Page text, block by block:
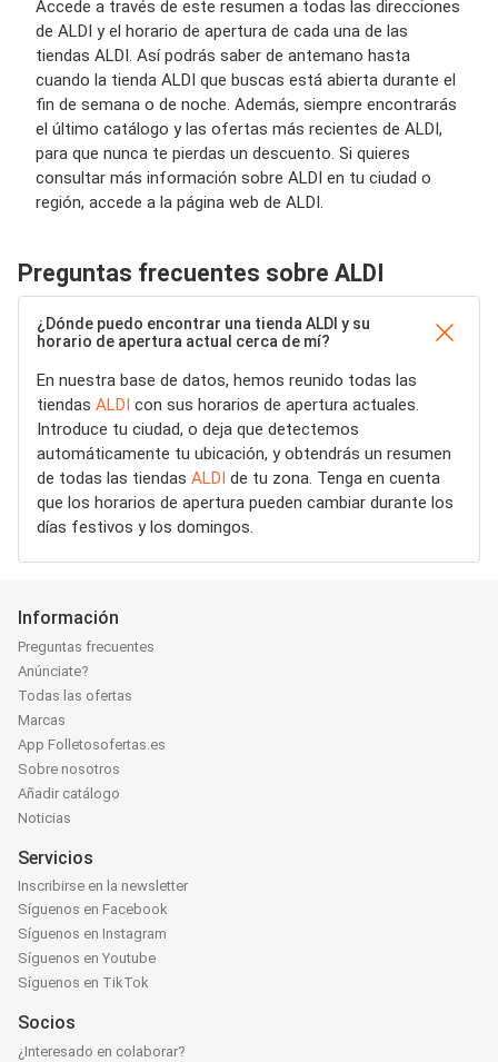
Accede a través de este resumen a todas las direcciones
de ALDI y el horario de apertura de cada una de las
tiendas ALDI. Así podrás saber de antemano hasta
cuando la tienda ALDI que buscas está abierta durante el
fin de semana o de noche. Además, siempre encontrarás
el último catálogo y las ofertas más recientes de ALDI,
para que nunca te pierdas un descuento. Si quieres
consultar más información sobre ALDI en tu ciudad o
región, accede a la página web de ALDI.
Preguntas frecuentes sobre ALDI
¿Dónde puedo encontrar una tienda ALDI y su
horario de apertura actual cerca de mí?
En nuestra base de datos, hemos reunido todas las
tiendas ALDI con sus horarios de apertura actuales.
Introduce tu ciudad, o deja que detectemos
automáticamente tu ubicación, y obtendrás un resumen
de todas las tiendas ALDI de tu zona. Tenga en cuenta
que los horarios de apertura pueden cambiar durante los
días festivos y los domingos.
Información
Preguntas frecuentes
Anúnciate?
Todas las ofertas
Marcas
App Folletosofertas.es
Sobre nosotros
Añadir catálogo
Noticias
Servicios
Inscribirse en la newsletter
Síguenos en Facebook
Síguenos en Instagram
Síguenos en Youtube
Síguenos en TikTok
Socios
¿Interesado en colaborar?